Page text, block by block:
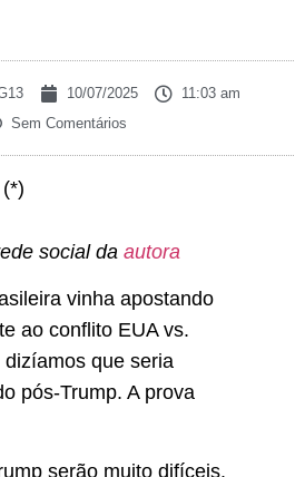
10/07/2025
11:03 am
Sem Comentários
(*)
social da autora
vinha apostando
ao conflito EUA vs.
que seria
pós-Trump. A prova
serão muito difíceis.